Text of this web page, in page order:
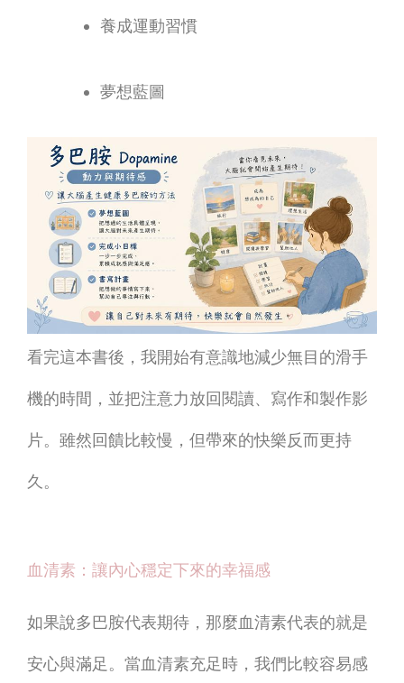
養成運動習慣
夢想藍圖
看完這本書後，我開始有意識地減少無目的滑手
機的時間，並把注意力放回閱讀、寫作和製作影
片。雖然回饋比較慢，但帶來的快樂反而更持
久。
血清素：讓內心穩定下來的幸福感
如果說多巴胺代表期待，那麼血清素代表的就是
安心與滿足。當血清素充足時，我們比較容易感